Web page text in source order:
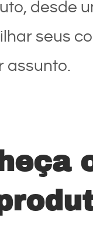
desde
seus
assunto.